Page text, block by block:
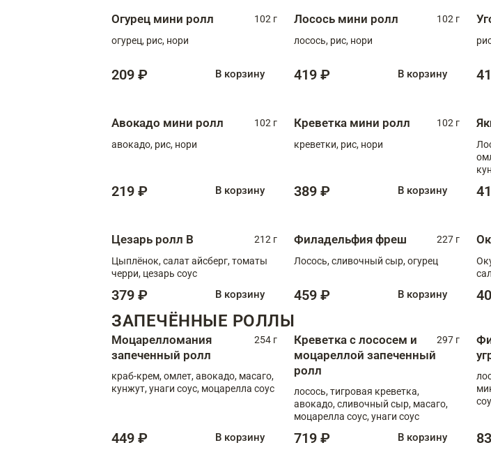
Огурец мини ролл
102 г
огурец, рис, нори
209 ₽ В корзину
Лосось мини ролл
102 г
лосось, рис, нори
419 ₽ В корзину
Авокадо мини ролл
102 г
авокадо, рис, нори
219 ₽ В корзину
Креветка мини ролл
102 г
креветки, рис, нори
389 ₽ В корзину
омлет,
Цезарь ролл В
212 г
Цыплёнок, салат айсберг, томаты
черри, цезарь соус
379 ₽ В корзину
Филадельфия фреш
227 г
Лосось, сливочный сыр, огурец
459 ₽ В корзину
ЗАПЕЧЁННЫЕ РОЛЛЫ
Моцарелломания
запеченный ролл
254 г
краб-крем, омлет, авокадо, масаго,
кунжут, унаги соус, моцарелла соус
449 ₽ В корзину
Креветка с лососем и
моцареллой запеченный
ролл
297 г
лосось, тигровая креветка,
авокадо, сливочный сыр, масаго,
моцарелла соус, унаги соус
719 ₽ В корзину